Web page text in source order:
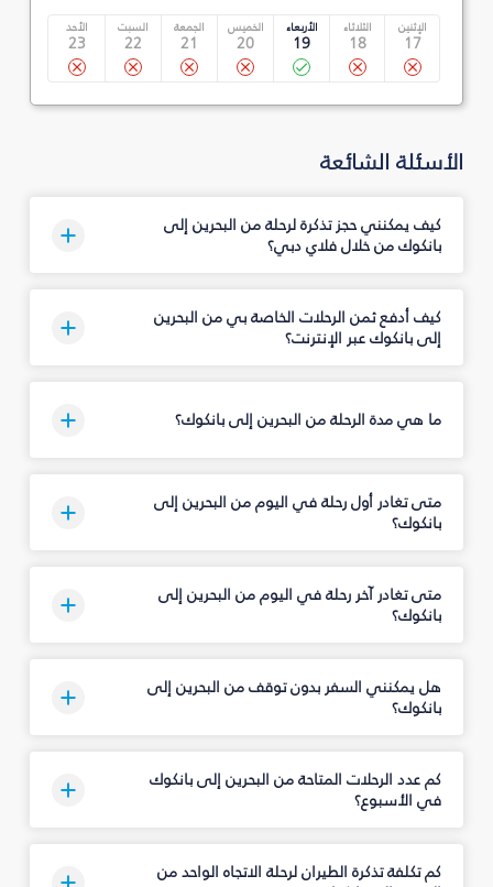
الإثنين
17
الثلاثاء
18
الأربعاء
19
الخميس
20
الجمعة
21
السبت
22
الأحد
23
الأسئلة الشائعة
كيف يمكنني حجز تذكرة لرحلة من البحرين إلى
بانكوك من خلال فلاي دبي؟
كيف أدفع ثمن الرحلات الخاصة بي من البحرين
إلى بانكوك عبر الإنترنت؟
ما هي مدة الرحلة من البحرين إلى بانكوك؟
متى تغادر أول رحلة في اليوم من البحرين إلى
بانكوك؟
متى تغادر آخر رحلة في اليوم من البحرين إلى
بانكوك؟
هل يمكنني السفر بدون توقف من البحرين إلى
بانكوك؟
كم عدد الرحلات المتاحة من البحرين إلى بانكوك
في الأسبوع؟
كم تكلفة تذكرة الطيران لرحلة الاتجاه الواحد من